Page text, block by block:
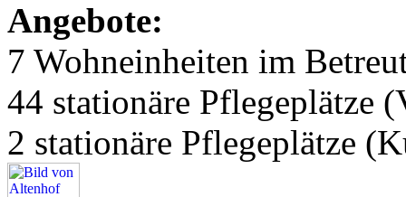
Angebote:
7 Wohneinheiten im
44 stationäre Pflegeplätze
2 stationäre Pflegeplätze